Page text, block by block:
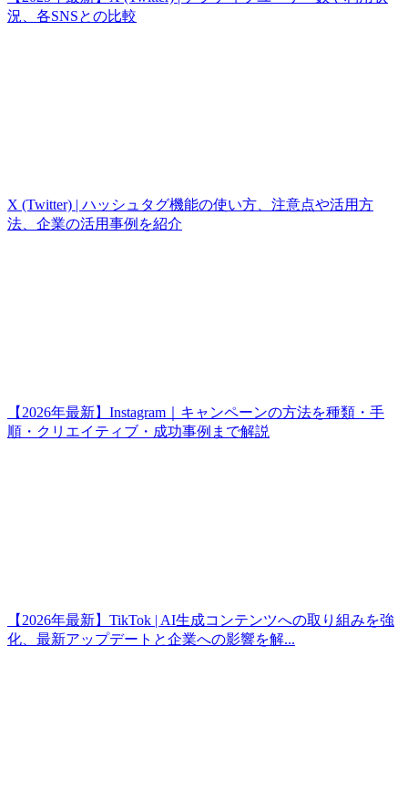
況、各SNSとの比較
X (Twitter) | ハッシュタグ機能の使い方、注意点や活用方
法、企業の活用事例を紹介
【2026年最新】Instagram｜キャンペーンの方法を種類・手
順・クリエイティブ・成功事例まで解説
【2026年最新】TikTok | AI生成コンテンツへの取り組みを強
化、最新アップデートと企業への影響を解...